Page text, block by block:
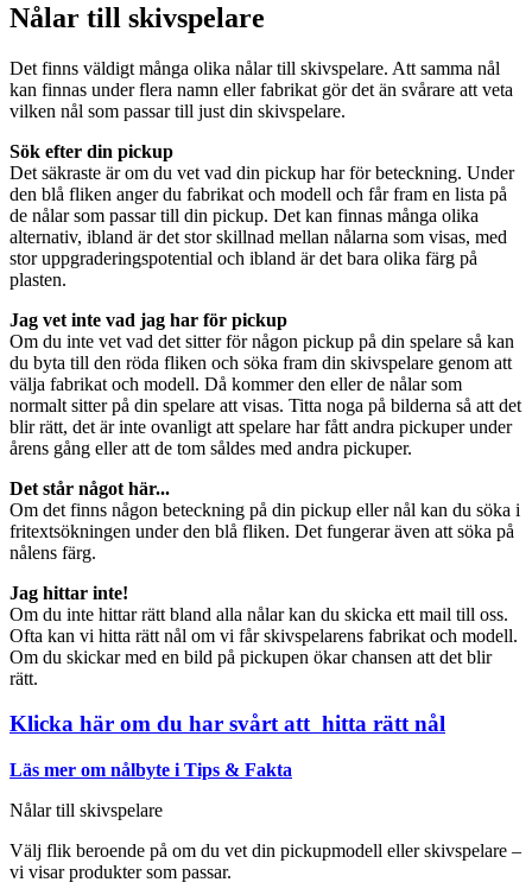
Nålar till skivspelare
Det finns väldigt många olika nålar till skivspelare. Att samma nål
kan finnas under flera namn eller fabrikat gör det än svårare att veta
vilken nål som passar till just din skivspelare.
Sök efter din pickup
Det säkraste är om du vet vad din pickup har för beteckning. Under
den blå fliken anger du fabrikat och modell och får fram en lista på
de nålar som passar till din pickup. Det kan finnas många olika
alternativ, ibland är det stor skillnad mellan nålarna som visas, med
stor uppgraderingspotential och ibland är det bara olika färg på
plasten.
Jag vet inte vad jag har för pickup
Om du inte vet vad det sitter för någon pickup på din spelare så kan
du byta till den röda fliken och söka fram din skivspelare genom att
välja fabrikat och modell. Då kommer den eller de nålar som
normalt sitter på din spelare att visas. Titta noga på bilderna så att det
blir rätt, det är inte ovanligt att spelare har fått andra pickuper under
årens gång eller att de tom såldes med andra pickuper.
Det står något här...
Om det finns någon beteckning på din pickup eller nål kan du söka i
fritextsökningen under den blå fliken. Det fungerar även att söka på
nålens färg.
Jag hittar inte!
Om du inte hittar rätt bland alla nålar kan du skicka ett mail till oss.
Ofta kan vi hitta rätt nål om vi får skivspelarens fabrikat och modell.
Om du skickar med en bild på pickupen ökar chansen att det blir
rätt.
Klicka här om du har svårt att hitta rätt nål
Läs mer om nålbyte i Tips & Fakta
Nålar till skivspelare
Välj flik beroende på om du vet din pickupmodell eller skivspelare –
vi visar produkter som passar.